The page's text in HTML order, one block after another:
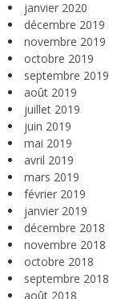
janvier 2020
décembre 2019
novembre 2019
octobre 2019
septembre 2019
août 2019
juillet 2019
juin 2019
mai 2019
avril 2019
mars 2019
février 2019
janvier 2019
décembre 2018
novembre 2018
octobre 2018
septembre 2018
août 2018